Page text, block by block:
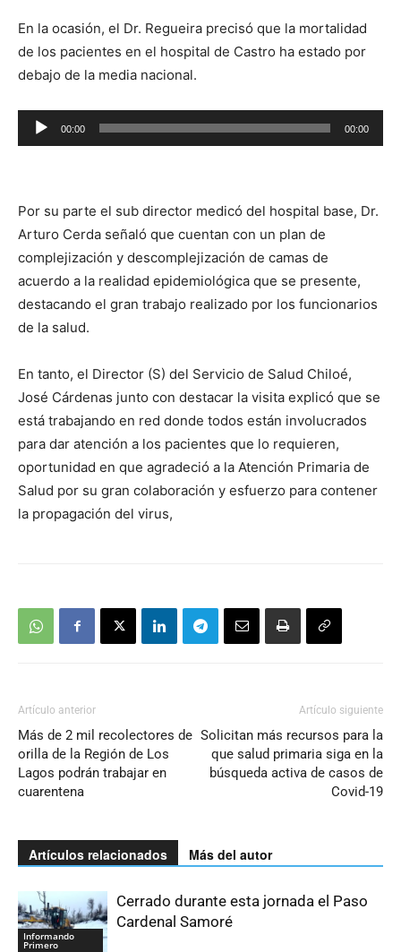
En la ocasión, el Dr. Regueira precisó que la mortalidad
de los pacientes en el hospital de Castro ha estado por
debajo de la media nacional.
Reproductor
de
00:00 00:00
Por su parte el sub director medicó del hospital base, Dr.
Arturo Cerda señaló que cuentan con un plan de
complejización y descomplejización de camas de
acuerdo a la realidad epidemiológica que se presente,
destacando el gran trabajo realizado por los funcionarios
de la salud.
En tanto, el Director (S) del Servicio de Salud Chiloé,
José Cárdenas junto con destacar la visita explicó que se
está trabajando en red donde todos están involucrados
para dar atención a los pacientes que lo requieren,
oportunidad en que agradeció a la Atención Primaria de
Salud por su gran colaboración y esfuerzo para contener
la propagación del virus,
Artículo anterior
Más de 2 mil recolectores de
orilla de la Región de Los
Lagos podrán trabajar en
cuarentena
Artículo siguiente
Solicitan más recursos para la
que salud primaria siga en la
búsqueda activa de casos de
Covid-19
Artículos relacionados Más del autor
Informando
Primero
Cerrado durante esta jornada el Paso
Cardenal Samoré